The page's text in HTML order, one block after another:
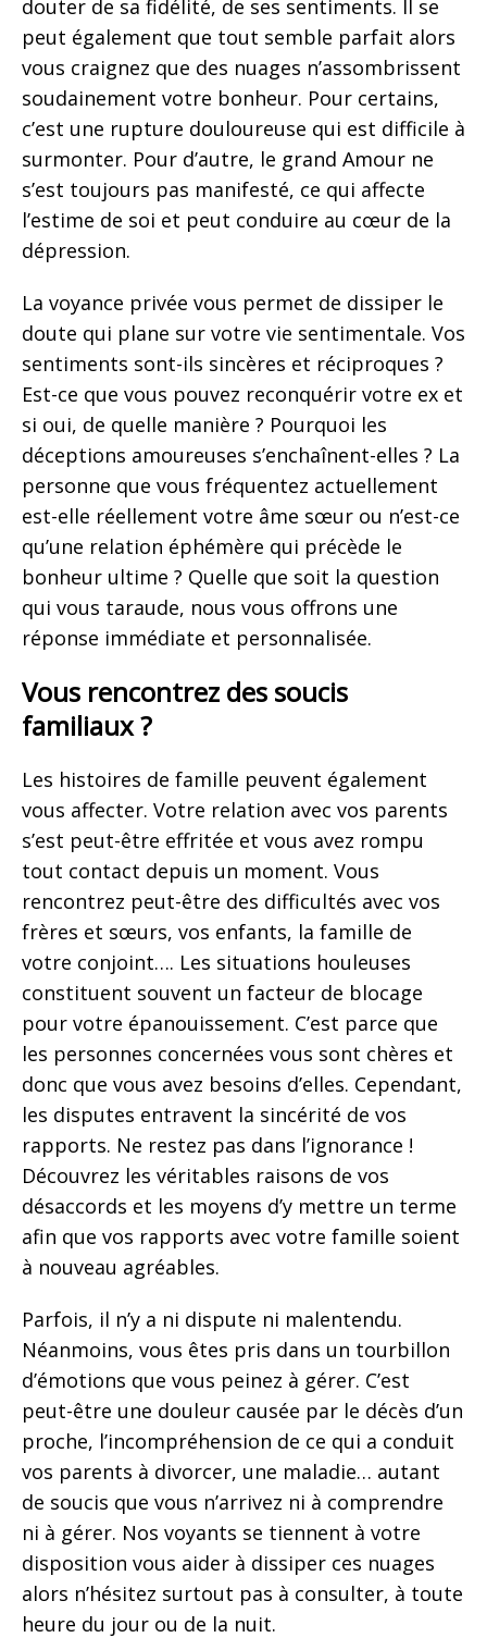
douter de sa fidélité, de ses sentiments. Il se
peut également que tout semble parfait alors
vous craignez que des nuages n’assombrissent
soudainement votre bonheur. Pour certains,
c’est une rupture douloureuse qui est difficile à
surmonter. Pour d’autre, le grand Amour ne
s’est toujours pas manifesté, ce qui affecte
l’estime de soi et peut conduire au cœur de la
dépression.
La voyance privée vous permet de dissiper le
doute qui plane sur votre vie sentimentale. Vos
sentiments sont-ils sincères et réciproques ?
Est-ce que vous pouvez reconquérir votre ex et
si oui, de quelle manière ? Pourquoi les
déceptions amoureuses s’enchaînent-elles ? La
personne que vous fréquentez actuellement
est-elle réellement votre âme sœur ou n’est-ce
qu’une relation éphémère qui précède le
bonheur ultime ? Quelle que soit la question
qui vous taraude, nous vous offrons une
réponse immédiate et personnalisée.
Vous rencontrez des soucis
familiaux ?
Les histoires de famille peuvent également
vous affecter. Votre relation avec vos parents
s’est peut-être effritée et vous avez rompu
tout contact depuis un moment. Vous
rencontrez peut-être des difficultés avec vos
frères et sœurs, vos enfants, la famille de
votre conjoint…. Les situations houleuses
constituent souvent un facteur de blocage
pour votre épanouissement. C’est parce que
les personnes concernées vous sont chères et
donc que vous avez besoins d’elles. Cependant,
les disputes entravent la sincérité de vos
rapports. Ne restez pas dans l’ignorance !
Découvrez les véritables raisons de vos
désaccords et les moyens d’y mettre un terme
afin que vos rapports avec votre famille soient
à nouveau agréables.
Parfois, il n’y a ni dispute ni malentendu.
Néanmoins, vous êtes pris dans un tourbillon
d’émotions que vous peinez à gérer. C’est
peut-être une douleur causée par le décès d’un
proche, l’incompréhension de ce qui a conduit
vos parents à divorcer, une maladie… autant
de soucis que vous n’arrivez ni à comprendre
ni à gérer. Nos voyants se tiennent à votre
disposition vous aider à dissiper ces nuages
alors n’hésitez surtout pas à consulter, à toute
heure du jour ou de la nuit.